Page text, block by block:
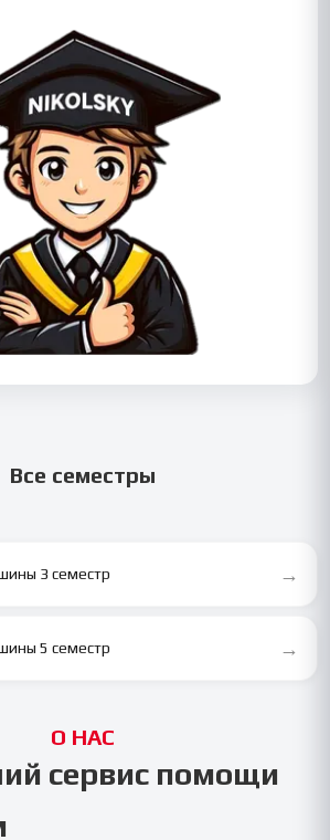
Все семестры
3 семестр →
5 семестр →
О НАС
сервис помощи